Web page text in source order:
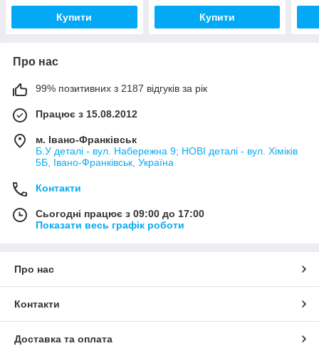
Купити Купити
Про нас
99% позитивних з 2187 відгуків за рік
Працює з 15.08.2012
м. Івано-Франківськ
Б.У деталі - вул. Набережна 9; НОВІ деталі - вул. Хіміків
5Б, Івано-Франківськ, Україна
Контакти
Сьогодні працює з 09:00 до 17:00
Показати весь графік роботи
Про нас
Контакти
Доставка та оплата